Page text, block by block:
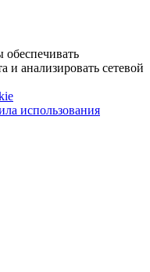
и анализировать сетевой
использования